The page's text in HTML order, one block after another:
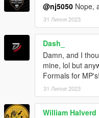
@nj5050 Nope,
31 Липня 2023
Dash_
Damn, and I
mine, lol but
Formals for MP's!
31 Липня 2023
William Halverd